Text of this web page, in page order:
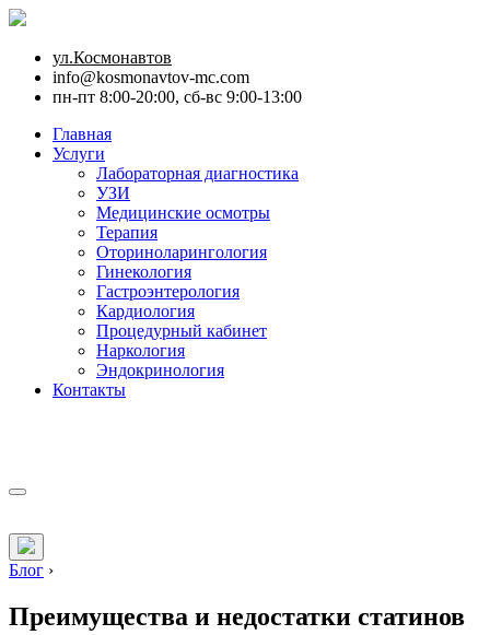
ул.Космонавтов
info@kosmonavtov-mc.com
пн-пт 8:00-20:00, сб-вс 9:00-13:00
Главная
Услуги
Лабораторная диагностика
УЗИ
Медицинские осмотры
Терапия
Оториноларингология
Гинекология
Гастроэнтерология
Кардиология
Процедурный кабинет
Наркология
Эндокринология
Контакты
Блог ›
Преимущества и недостатки статинов